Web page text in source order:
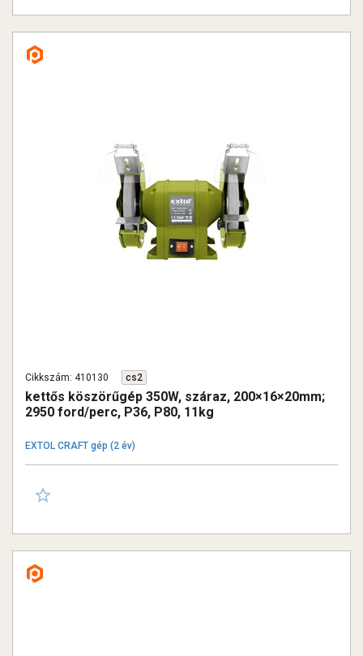
Cikkszám: 410130 cs2
kettős köszörűgép 350W, száraz, 200×16×20mm;
2950 ford/perc, P36, P80, 11kg
EXTOL CRAFT gép (2 év)